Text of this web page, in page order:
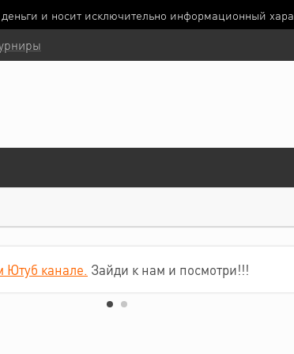
и носит исключительно информационный
канале. Зайди к нам и посмотри!!!